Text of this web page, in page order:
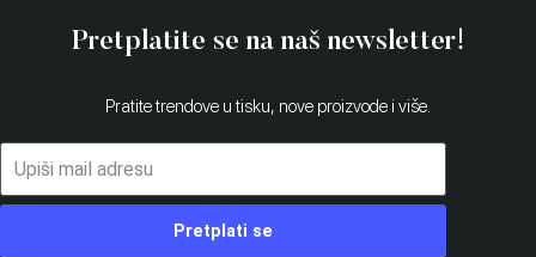
Pretplatite se na naš newsletter!
Pratite trendove u tisku, nove proizvode i više.
Pretplati se